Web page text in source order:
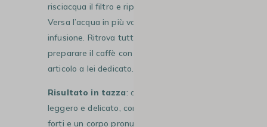
risciacqua il filtro e riponi il caffè macinato.
Versa l’acqua in più volte e lascia in
infusione. Ritrova tutti gli step per
preparare il caffè con una V60 nel nostro
articolo a lei dedicato.
Risultato in tazza: otterrai un caffè
leggero e delicato, con note aromatiche
forti e un corpo pronunciato.